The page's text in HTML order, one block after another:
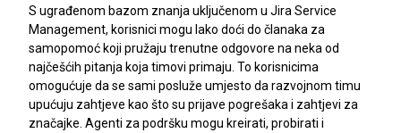
S ugrađenom bazom znanja uključenom u Jira Service
Management, korisnici mogu lako doći do članaka za
samopomoć koji pružaju trenutne odgovore na neka od
najčešćih pitanja koja timovi primaju. To korisnicima
omogućuje da se sami posluže umjesto da razvojnom timu
upućuju zahtjeve kao što su prijave pogrešaka i zahtjevi za
značajke. Agenti za podršku mogu kreirati, probirati i